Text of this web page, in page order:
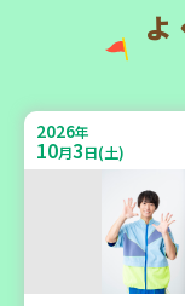
（第4木曜日に開
カフェ・つどい場
2026年
10月6日(火)
2026年
10月3日(土)